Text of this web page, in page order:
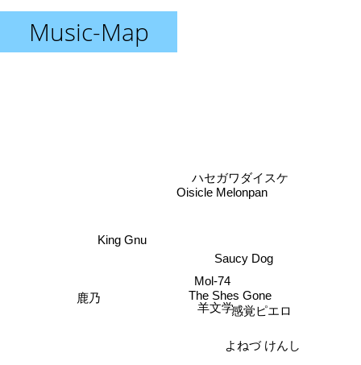
Music-Map
Mol-74
鹿乃
羊文学
The Shes Gone
感覚ピエロ
King Gnu
Saucy Dog
Oisicle Melonpan
よねづ けんし
ハセガワダイスケ